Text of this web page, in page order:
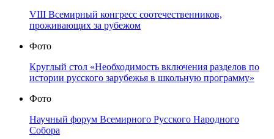
VIII Всемирный конгресс соотечественников,
проживающих за рубежом
Фото
Круглый стол «Необходимость включения разделов по
истории русского зарубежья в школьную программу»
Фото
Научный форум Всемирного Русского Народного
Собора